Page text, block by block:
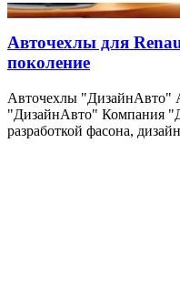
Авточехлы для
поколение
Авточехлы "ДизайнАвто"
"ДизайнАвто" Компания
разработкой фасона,